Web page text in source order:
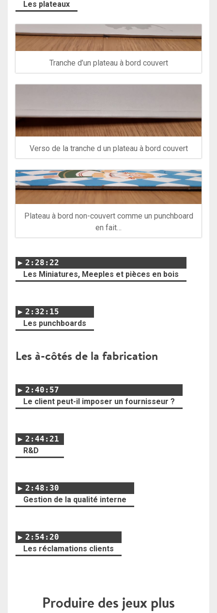
Les plateaux
Tranche d’un plateau à bord couvert
Verso de la tranche d un plateau à bord couvert
Plateau à bord non-couvert comme un punchboard
en fait…
2:28:22
Les Miniatures, Meeples et pièces en bois
2:32:15
Les punchboards
Les à-côtés de la fabrication
2:40:57
Le client peut-il imposer un fournisseur ?
2:44:21
R&D
2:48:30
Gestion de la qualité interne
2:54:20
Les réclamations clients
Produire des jeux plus